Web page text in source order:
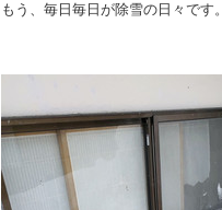
もう、毎日毎日が除雪の日々です。